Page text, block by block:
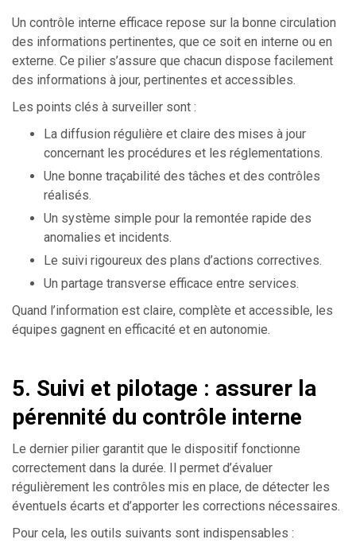
Un contrôle interne efficace repose sur la bonne circulation
des informations pertinentes, que ce soit en interne ou en
externe. Ce pilier s’assure que chacun dispose facilement
des informations à jour, pertinentes et accessibles.
Les points clés à surveiller sont :
La diffusion régulière et claire des mises à jour
concernant les procédures et les réglementations.
Une bonne traçabilité des tâches et des contrôles
réalisés.
Un système simple pour la remontée rapide des
anomalies et incidents.
Le suivi rigoureux des plans d’actions correctives.
Un partage transverse efficace entre services.
Quand l’information est claire, complète et accessible, les
équipes gagnent en efficacité et en autonomie.
5. Suivi et pilotage : assurer la
pérennité du contrôle interne
Le dernier pilier garantit que le dispositif fonctionne
correctement dans la durée. Il permet d’évaluer
régulièrement les contrôles mis en place, de détecter les
éventuels écarts et d’apporter les corrections nécessaires.
Pour cela, les outils suivants sont indispensables :